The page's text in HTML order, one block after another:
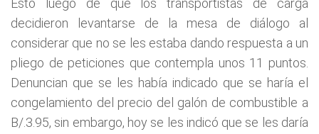
Esto luego de que los transportistas de carga
decidieron levantarse de la mesa de diálogo al
considerar que no se les estaba dando respuesta a un
pliego de peticiones que contempla unos 11 puntos.
Denuncian que se les había indicado que se haría el
congelamiento del precio del galón de combustible a
B/.3.95, sin embargo, hoy se les indicó que se les daría